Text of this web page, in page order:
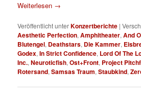
Weiterlesen →
Veröffentlicht unterKonzertberichte |
Aesthetic Perfection,Amphitheater,And
Blutengel, Deathstars, Die Kammer,
Godex,In Strict Confidence, Lord Of The
Inc.,Neuroticfish,Ost+Front, Project
Rotersand,Samsas Traum,Staubkind,